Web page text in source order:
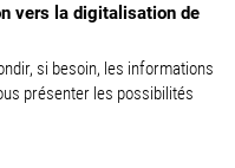
vers la digitalisation de
si besoin, les informations
présenter les possibilités